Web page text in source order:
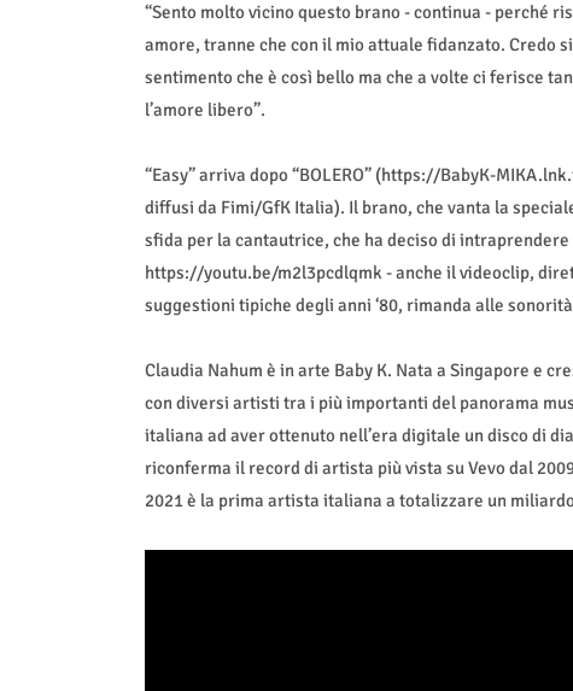
“Sento molto vicino questo brano - continua - perché
amore, tranne che con il mio attuale fidanzato. Credo
sentimento che è così bello ma che a volte ci ferisce
l’amore libero”.
“Easy” arriva dopo “BOLERO” (https://BabyK-
diffusi da Fimi/GfK Italia). Il brano, che vanta la
sfida per la cantautrice, che ha deciso di
https://youtu.be/m2l3pcdlqmk - anche il videoclip,
suggestioni tipiche degli anni ‘80, rimanda alle
Claudia Nahum è in arte Baby K. Nata a Singapore e
con diversi artisti tra i più importanti del panorama
italiana ad aver ottenuto nell’era digitale un disco di
riconferma il record di artista più vista su Vevo dal
2021 è la prima artista italiana a totalizzare un